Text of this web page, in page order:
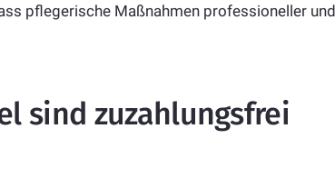
pflegerische Maßnahmen professioneller und
sind zuzahlungsfrei